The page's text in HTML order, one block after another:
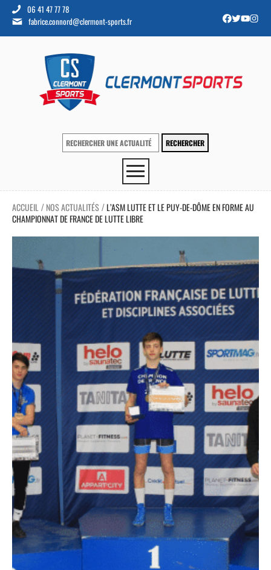
06 41 47 77 78
fabrice.connord@clermont-sports.fr
ACCUEIL / NOS ACTUALITÉS /L’ASM LUTTE ET LE PUY-DE-DÔME EN FORME AU
CHAMPIONNAT DE FRANCE DE LUTTE LIBRE